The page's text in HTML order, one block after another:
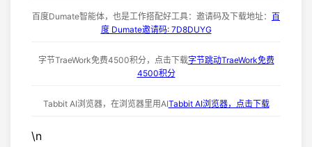
百度Dumate智能体，也是工作搭配好工具：邀请码及下载地址： 百
度 Dumate邀请码: 7D8DUYG
字节TraeWork免费4500积分，点击下载字节跳动TraeWork免费
4500积分
Tabbit AI浏览器，在浏览器里用AITabbit AI浏览器，点击下载
\n